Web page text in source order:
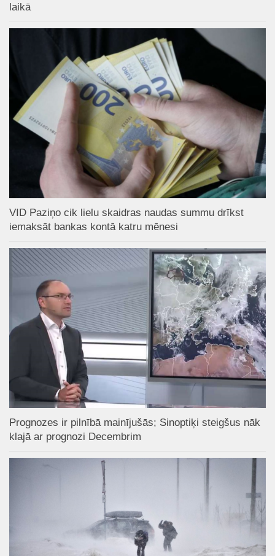
laikā
VID Paziņo cik lielu skaidras naudas summu drīkst
iemaksāt bankas kontā katru mēnesi
Prognozes ir pilnībā mainījušās; Sinoptiķi steigšus nāk
klajā ar prognozi Decembrim